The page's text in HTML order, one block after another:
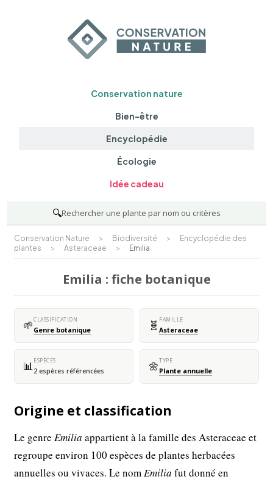
Conservation nature
Bien-être
Encyclopédie
Écologie
Idée cadeau
🔍Rechercher une plante par nom ou critères
Conservation Nature > Biodiversité >
Encyclopédie des
plantes
> Asteraceae > Emilia
Emilia : fiche botanique
🌱CLASSIFICATION
Genre botanique 🧬 FAMILLE
Asteraceae
📊ESPÈCES
2 espèces référencées 🌼TYPE
Plante annuelle
Origine et classification
Le genreEmilia appartient à la famille des Asteraceae et
regroupe environ 100 espèces de plantes herbacées
annuelles ou vivaces. Le nomEmilia fut donné en